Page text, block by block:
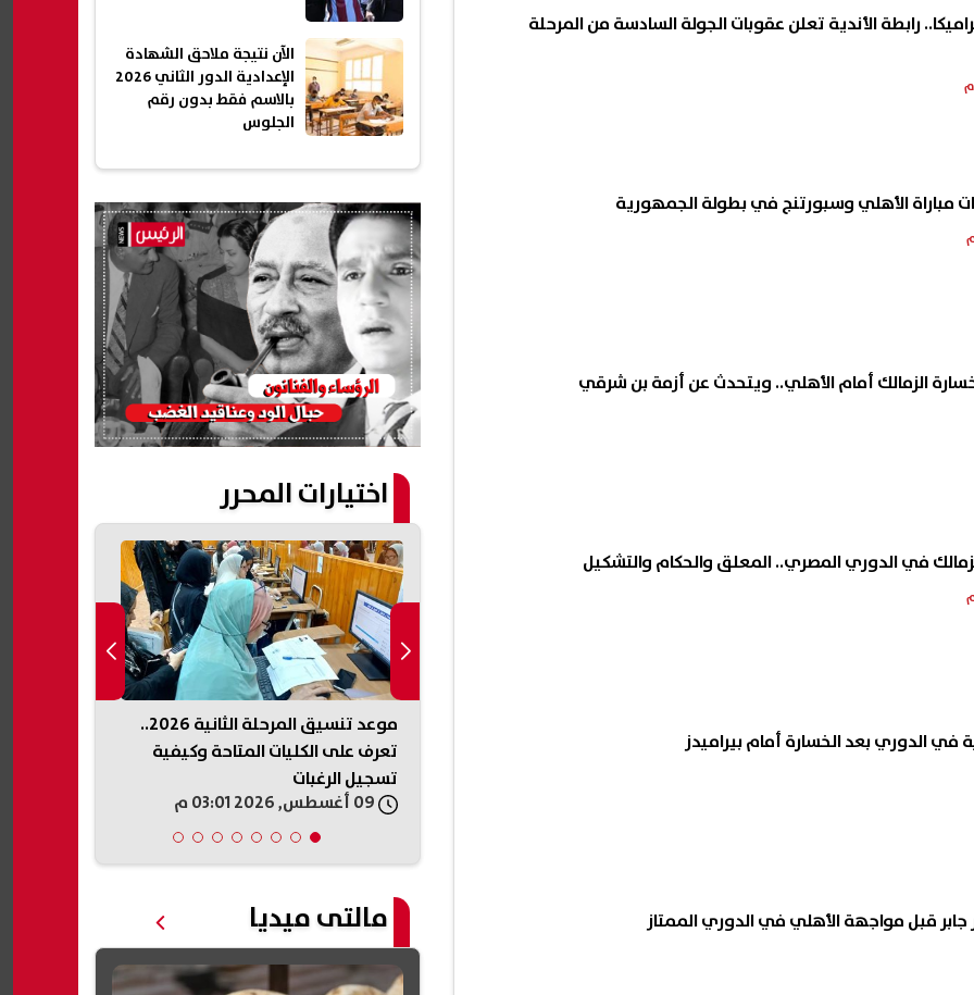
رابطة الأندية تعلن عقوبات الجولة السادسة من المرحلة
مباراة الأهلي وسبورتنج في بطولة الجمهورية
الزمالك أمام الأهلي.. ويتحدث عن أزمة بن شرقي
في الدوري المصري.. المعلق والحكام والتشكيل
في الدوري بعد الخسارة أمام بيراميدز
جابر قبل مواجهة الأهلي في الدوري الممتاز
الآن نتيجة ملاحق الشهادة
الإعدادية الدور الثاني 2026
بالاسم فقط بدون رقم
الجلوس
اختيارات المحرر
تحتل المركز الثاني.. ملامح خارطة
للقوى العسكرية بالشرق
قفزة في مبيعات التذاكر والقمصان
موعد تنسيق المرحلة الثانية 2026..
تعرف على الكليات المتاحة وكيفية
تسجيل الرغبات
مالتى ميديا